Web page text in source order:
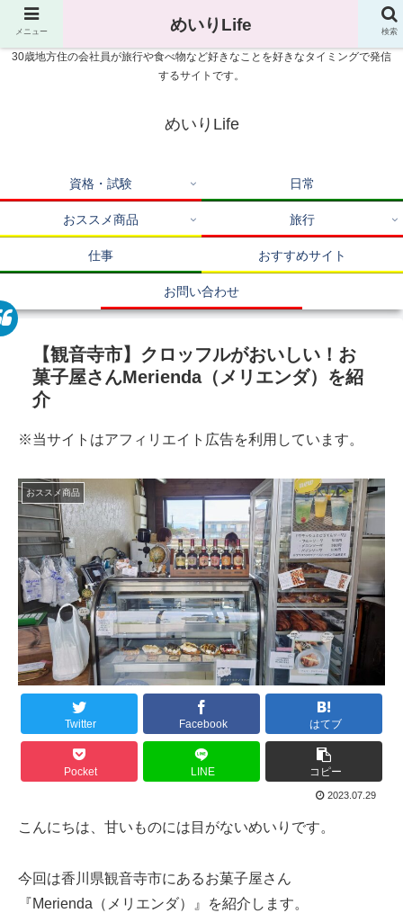
30歳地方住の会社員が旅行や食べ物など好きなことを好きなタイミングで発信
するサイトです。
めいりLife
資格・試験 日常
おススメ商品 旅行
仕事 おすすめサイト
お問い合わせ
【観音寺市】クロッフルがおいしい！お
菓子屋さんMerienda（メリエンダ）を紹
介
※当サイトはアフィリエイト広告を利用しています。
おススメ商品
Twitter Facebook はてブ
Pocket LINE コピー
2023.07.29
こんにちは、甘いものには目がないめいりです。
今回は香川県観音寺市にあるお菓子屋さん
『Merienda（メリエンダ）』を紹介します。
メニュー めいりLife 検索